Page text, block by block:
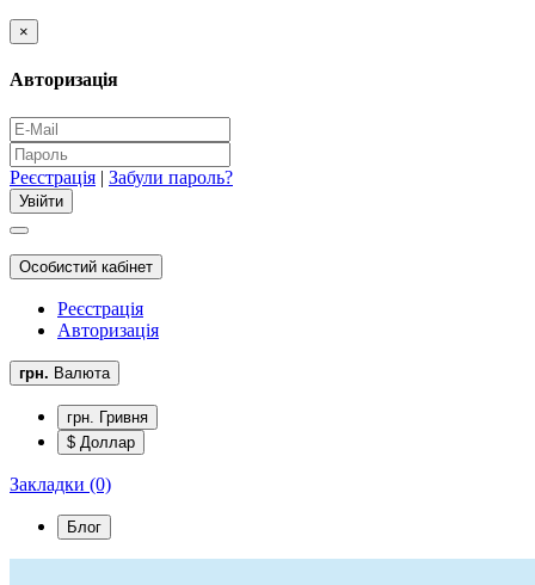
×
Авторизація
Реєстрація | Забули пароль?
Особистий кабінет
Реєстрація
Авторизація
грн. Валюта
грн. Гривня
$ Доллар
Закладки (0)
Блог